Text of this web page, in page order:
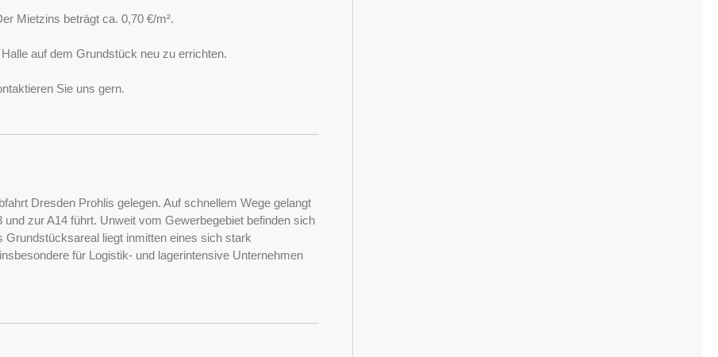
Mietzins beträgt ca. 0,70 €/m².
auf dem Grundstück neu zu errichten.
Sie uns gern.
Dresden Prohlis gelegen. Auf schnellem Wege gelangt
zur A14 führt. Unweit vom Gewerbegebiet befinden sich
liegt inmitten eines sich stark
für Logistik- und lagerintensive Unternehmen